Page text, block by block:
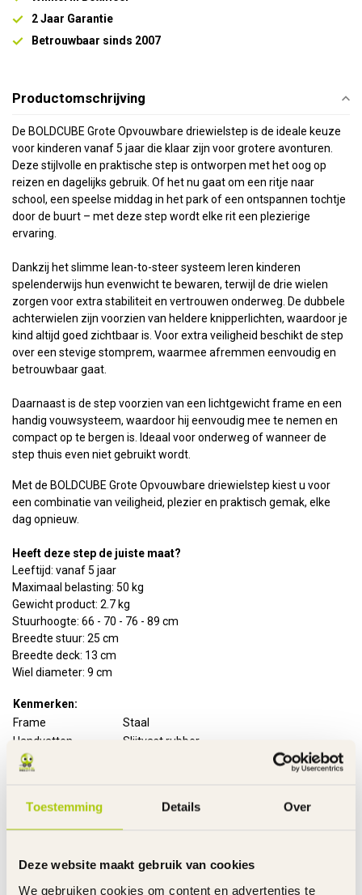
Toestemming Details Over
Deze website maakt gebruik van cookies
We gebruiken cookies om content en advertenties te
2 Jaar Garantie
Betrouwbaar sinds 2007
Productomschrijving
De BOLDCUBE Grote Opvouwbare driewielstep is de ideale keuze
voor kinderen vanaf 5 jaar die klaar zijn voor grotere avonturen.
Deze stijlvolle en praktische step is ontworpen met het oog op
reizen en dagelijks gebruik. Of het nu gaat om een ritje naar
school, een speelse middag in het park of een ontspannen tochtje
door de buurt – met deze step wordt elke rit een plezierige
ervaring.
Dankzij het slimme lean-to-steer systeem leren kinderen
spelenderwijs hun evenwicht te bewaren, terwijl de drie wielen
zorgen voor extra stabiliteit en vertrouwen onderweg. De dubbele
achterwielen zijn voorzien van heldere knipperlichten, waardoor je
kind altijd goed zichtbaar is. Voor extra veiligheid beschikt de step
over een stevige stomprem, waarmee afremmen eenvoudig en
betrouwbaar gaat.
Daarnaast is de step voorzien van een lichtgewicht frame en een
handig vouwsysteem, waardoor hij eenvoudig mee te nemen en
compact op te bergen is. Ideaal voor onderweg of wanneer de
step thuis even niet gebruikt wordt.
Met de BOLDCUBE Grote Opvouwbare driewielstep kiest u voor
een combinatie van veiligheid, plezier en praktisch gemak, elke
dag opnieuw.
Heeft deze step de juiste maat?
Leeftijd: vanaf 5 jaar
Maximaal belasting: 50 kg
Gewicht product: 2.7 kg
Stuurhoogte: 66 - 70 - 76 - 89 cm
Breedte stuur: 25 cm
Breedte deck: 13 cm
Wiel diameter: 9 cm
Kenmerken:
Frame
Staal
Handvatten
Slijtvast rubber
Wielmaat
Stuurhoogte
Verstelbaar
Montagetijd
Garantie product
2 Jaar m.u.v. slijtageonderdelen